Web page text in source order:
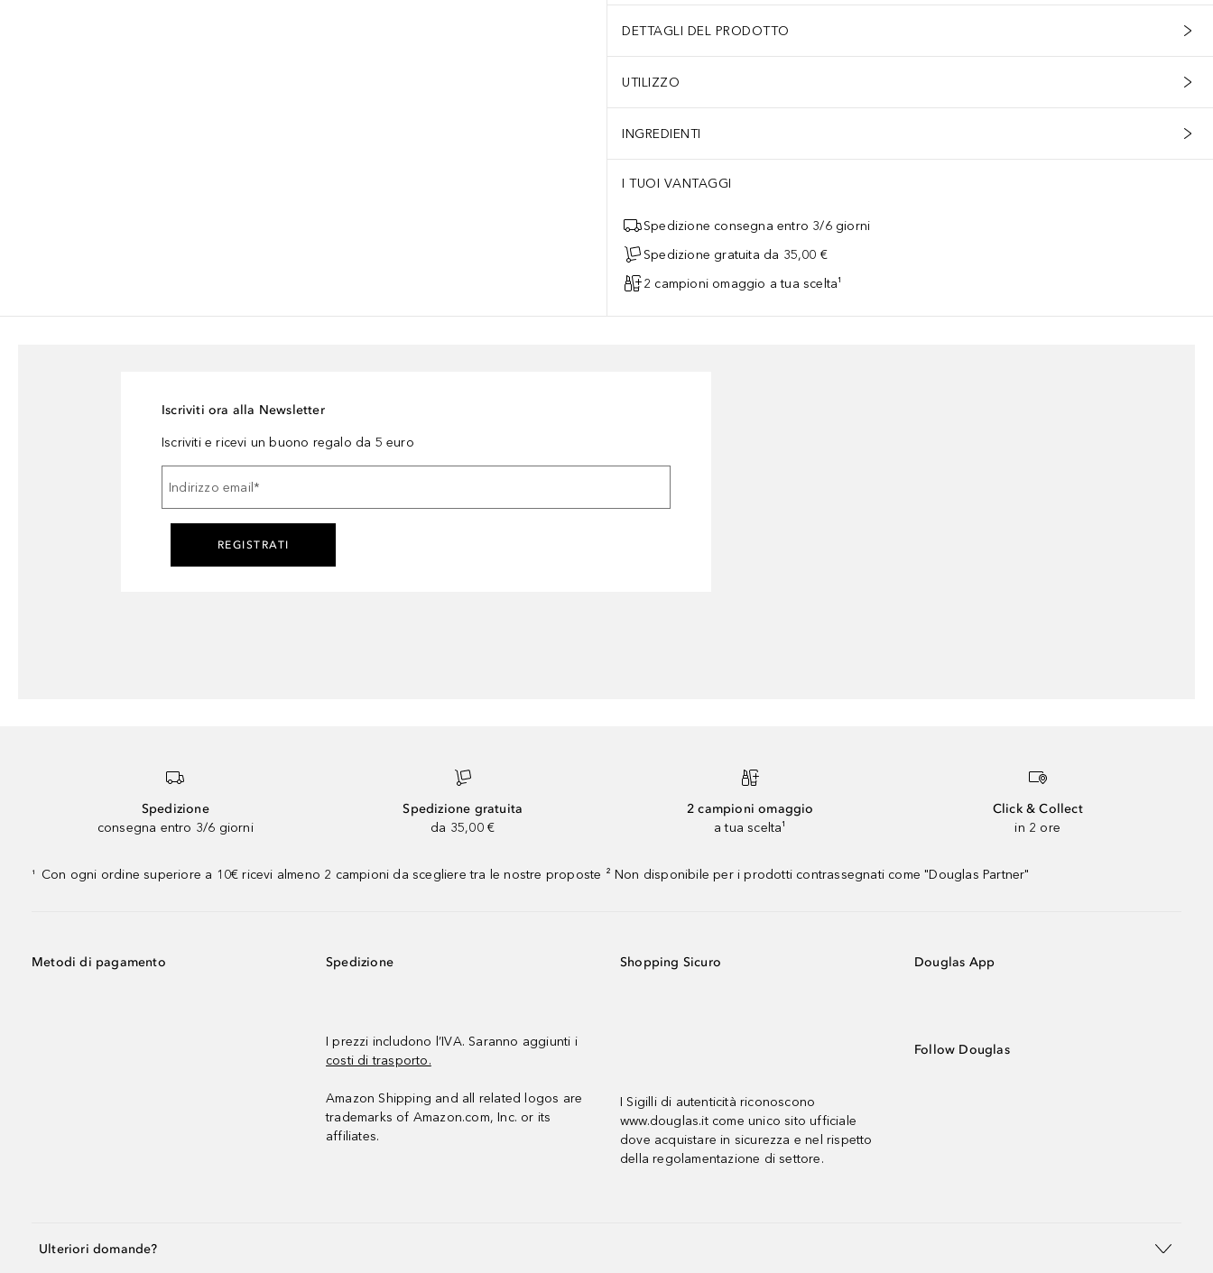
DETTAGLI DEL PRODOTTO
UTILIZZO
INGREDIENTI
I TUOI VANTAGGI
Spedizione consegna entro 3/6 giorni
Spedizione gratuita da 35,00 €
2 campioni omaggio a tua scelta¹
Iscriviti ora alla Newsletter
Iscriviti e ricevi un buono regalo da 5 euro
Indirizzo email *
REGISTRATI
Spedizione
consegna entro 3/6 giorni
Spedizione gratuita
da 35,00 €
2 campioni omaggio
a tua scelta¹
Click & Collect
in 2 ore
¹ Con ogni ordine superiore a 10€ ricevi almeno 2 campioni da scegliere tra le nostre proposte ² Non disponibile per i prodotti contrassegnati come "Douglas Partner"
Metodi di pagamento Spedizione
I prezzi includono l’IVA. Saranno aggiunti i
costi di trasporto.
Amazon Shipping and all related logos are
trademarks of Amazon.com, Inc. or its
affiliates.
Shopping Sicuro
I Sigilli di autenticità riconoscono
www.douglas.it come unico sito ufficiale
dove acquistare in sicurezza e nel rispetto
della regolamentazione di settore.
Douglas App
Follow Douglas
Ulteriori domande?